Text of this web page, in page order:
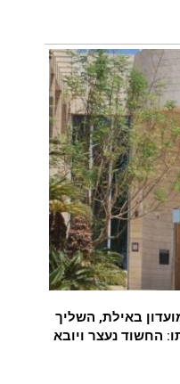
באילת, השליך
החשוד נעצר ויובא